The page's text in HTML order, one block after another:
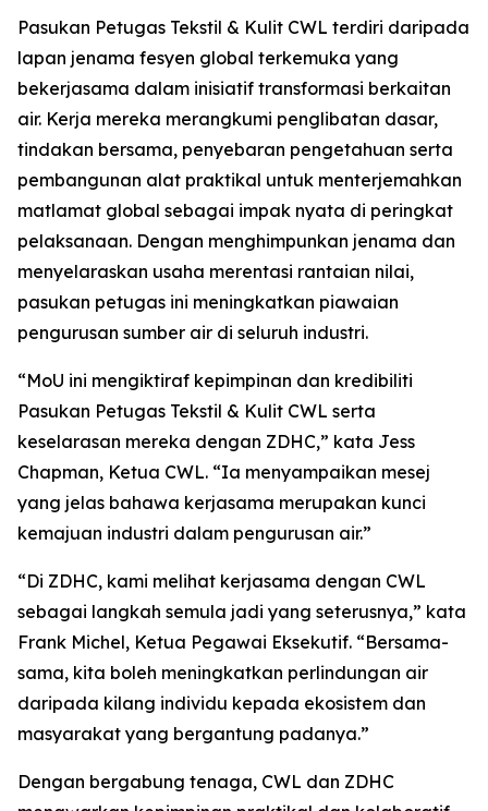
Pasukan Petugas Tekstil & Kulit CWL terdiri daripada
lapan jenama fesyen global terkemuka yang
bekerjasama dalam inisiatif transformasi berkaitan
air. Kerja mereka merangkumi penglibatan dasar,
tindakan bersama, penyebaran pengetahuan serta
pembangunan alat praktikal untuk menterjemahkan
matlamat global sebagai impak nyata di peringkat
pelaksanaan. Dengan menghimpunkan jenama dan
menyelaraskan usaha merentasi rantaian nilai,
pasukan petugas ini meningkatkan piawaian
pengurusan sumber air di seluruh industri.
“MoU ini mengiktiraf kepimpinan dan kredibiliti
Pasukan Petugas Tekstil & Kulit CWL serta
keselarasan mereka dengan ZDHC,” kata Jess
Chapman, Ketua CWL. “Ia menyampaikan mesej
yang jelas bahawa kerjasama merupakan kunci
kemajuan industri dalam pengurusan air.”
“Di ZDHC, kami melihat kerjasama dengan CWL
sebagai langkah semula jadi yang seterusnya,” kata
Frank Michel, Ketua Pegawai Eksekutif. “Bersama-
sama, kita boleh meningkatkan perlindungan air
daripada kilang individu kepada ekosistem dan
masyarakat yang bergantung padanya.”
Dengan bergabung tenaga, CWL dan ZDHC